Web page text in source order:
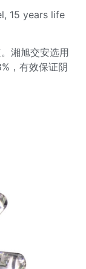
15 years life
湘旭交安选用
，有效保证阴